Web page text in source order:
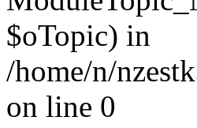
$oTopic) in
/home/n/
on line 0